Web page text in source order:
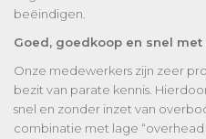
beëindigen.
Goed, goedkoop en snel
Onze medewerkers zijn zeer
bezit van parate kennis.
snel en zonder inzet van
combinatie met lage “overhead